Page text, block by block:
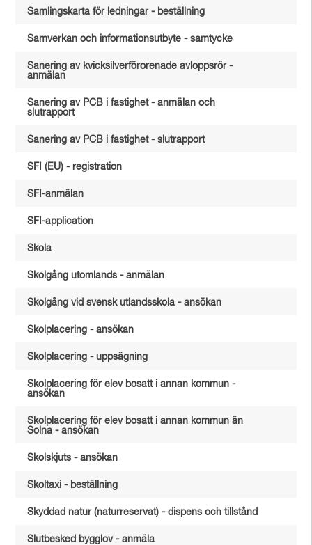
Samlingskarta för ledningar - beställning
Samverkan och informationsutbyte - samtycke
Sanering av kvicksilverförorenade avloppsrör -
anmälan
Sanering av PCB i fastighet - anmälan och
slutrapport
Sanering av PCB i fastighet - slutrapport
SFI (EU) - registration
SFI-anmälan
SFI-application
Skola
Skolgång utomlands - anmälan
Skolgång vid svensk utlandsskola - ansökan
Skolplacering - ansökan
Skolplacering - uppsägning
Skolplacering för elev bosatt i annan kommun -
ansökan
Skolplacering för elev bosatt i annan kommun än
Solna - ansökan
Skolskjuts - ansökan
Skoltaxi - beställning
Skyddad natur (naturreservat) - dispens och tillstånd
Slutbesked bygglov - anmäla